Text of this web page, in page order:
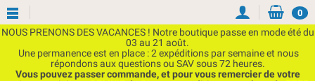
NOUS PRENONS DES VACANCES ! Notre boutique passe en mode été du
03 au 21 août.
Une permanence est en place : 2 expéditions par semaine et nous
répondons aux questions ou SAV sous 72 heures.
Vous pouvez passer commande, et pour vous remercier de votre
0